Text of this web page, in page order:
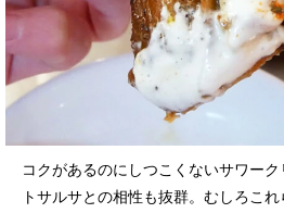
コクがあるのにしつこくないサワー
トサルサとの相性も抜群。むしろこ